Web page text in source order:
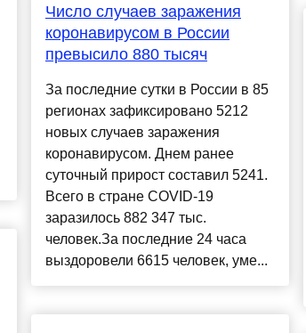
Число случаев заражения
коронавирусом в России
превысило 880 тысяч
За последние сутки в России в 85
регионах зафиксировано 5212
новых случаев заражения
коронавирусом. Днем ранее
суточный прирост составил 5241.
Всего в стране COVID-19
заразилось 882 347 тыс.
человек.За последние 24 часа
выздоровели 6615 человек, уме...